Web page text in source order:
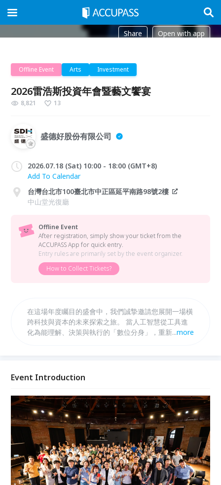
Share Open with app
Offline Event Arts Investment
2026雷浩斯投資年會暨藝文饗宴
8,821 13
盛德好股份有限公司
2026.07.18 (Sat) 10:00 - 18:00 (GMT+8)
Add To Calendar
台灣台北市100臺北市中正區延平南路98號2樓
中山堂光復廳
Offline Event
After registration, simply show your ticket from the
ACCUPASS App for quick entry.
Entry rules are primarily set by the event organizer.
How to Collect Tickets?
在這場年度矚目的盛會中，我們誠摯邀請您展開一場橫
跨科技與資本的未來探索之旅。 當人工智慧從工具進
化為能理解、決策與執行的「數位分身」，重新定義生
演關鍵角色。 在爵士樂、佳餚與交流之中，這不僅是
對話。
...more
Event Introduction